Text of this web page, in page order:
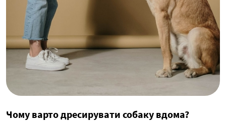
Чому варто дресирувати собаку вдома?